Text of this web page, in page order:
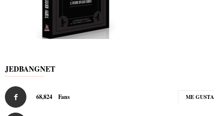
JEDBANGNET
68,824 Fans ME GUSTA